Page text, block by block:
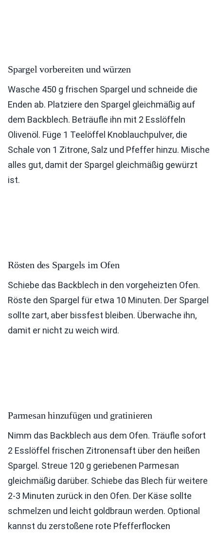
Spargel vorbereiten und würzen
Wasche 450 g frischen Spargel und schneide die
Enden ab. Platziere den Spargel gleichmäßig auf
dem Backblech. Beträufle ihn mit 2 Esslöffeln
Olivenöl. Füge 1 Teelöffel Knoblauchpulver, die
Schale von 1 Zitrone, Salz und Pfeffer hinzu. Mische
alles gut, damit der Spargel gleichmäßig gewürzt
ist.
Rösten des Spargels im Ofen
Schiebe das Backblech in den vorgeheizten Ofen.
Röste den Spargel für etwa 10 Minuten. Der Spargel
sollte zart, aber bissfest bleiben. Überwache ihn,
damit er nicht zu weich wird.
Parmesan hinzufügen und gratinieren
Nimm das Backblech aus dem Ofen. Träufle sofort
2 Esslöffel frischen Zitronensaft über den heißen
Spargel. Streue 120 g geriebenen Parmesan
gleichmäßig darüber. Schiebe das Blech für weitere
2-3 Minuten zurück in den Ofen. Der Käse sollte
schmelzen und leicht goldbraun werden. Optional
kannst du zerstoßene rote Pfefferflocken